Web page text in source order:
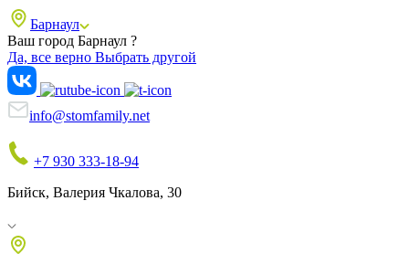
Барнаул
Ваш город Барнаул ?
Да, все верно Выбрать другой
info@stomfamily.net
+7 930 333-18-94
Бийск, Валерия Чкалова, 30